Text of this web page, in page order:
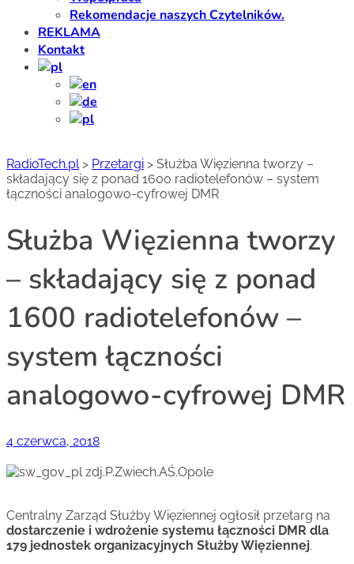
Rekomendacje naszych Czytelników.
REKLAMA
Kontakt
RadioTech.pl> Przetargi > Służba Więzienna tworzy –
składający się z ponad 1600 radiotelefonów – system
łączności analogowo-cyfrowej DMR
Służba Więzienna tworzy
– składający się z ponad
1600 radiotelefonów –
system łączności
analogowo-cyfrowej DMR
4 czerwca, 2018
Centralny Zarząd Służby Więziennej ogłosił przetarg na
dostarczenie i wdrożenie systemu łączności DMR dla
179 jednostek organizacyjnych Służby Więziennej.